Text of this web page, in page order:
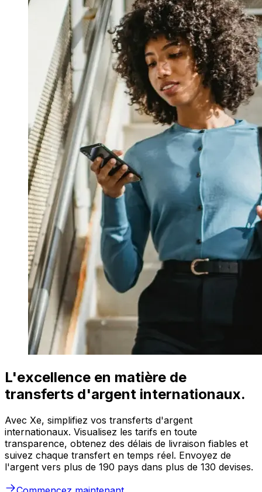
L'excellence en matière de
transferts d'argent internationaux.
Avec Xe, simplifiez vos transferts d'argent
internationaux. Visualisez les tarifs en toute
transparence, obtenez des délais de livraison fiables et
suivez chaque transfert en temps réel. Envoyez de
l'argent vers plus de 190 pays dans plus de 130 devises.